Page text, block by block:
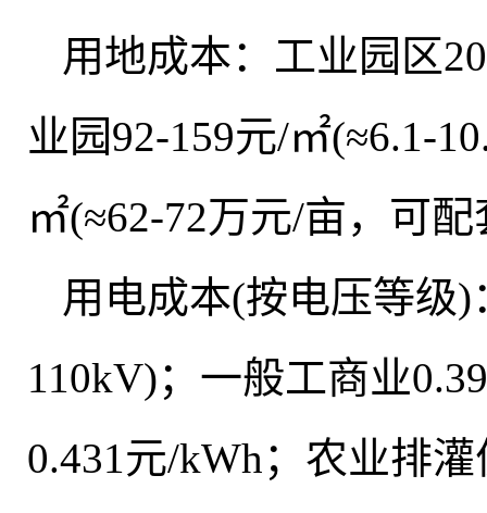
用地成本：工业园区
业园92-159元/㎡(≈6.1-
㎡(≈62-72万元/亩，可配
用电成本(按电压等级)
110kV)； 一般工商业
0.431元/kWh； 农业排灌